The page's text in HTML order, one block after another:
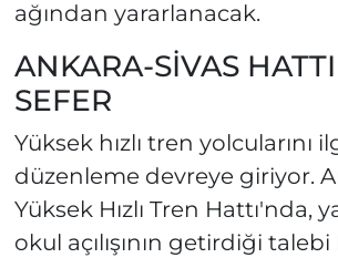
ağından yararlanacak.
ANKARA-SİVAS
SEFER
Yüksek hızlı tren yolcularını
düzenleme devreye giriyor.
Yüksek Hızlı Tren Hattı'nda,
okul açılışının getirdiği